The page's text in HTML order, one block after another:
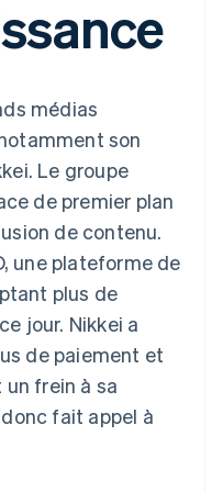
et
but
à
des
équipe
médias
son
Le groupe
de premier plan
de contenu.
une plateforme de
plus de
jour. Nikkei a
de paiement et
frein à sa
fait appel à